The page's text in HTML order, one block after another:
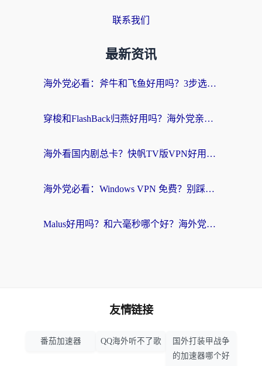
联系我们
最新资讯
海外党必看：斧牛和飞鱼好用吗？3步选对回国加速器，无缝刷剧玩国服
穿梭和FlashBack归燕好用吗？海外党亲测3款热门回国加速器，教你选对不踩坑
海外看国内剧总卡？快帆TV版VPN好用吗？和快滚VPN对比哪个回国效果更好？
海外党必看：Windows VPN 免费？别踩坑！教你选对好用的国内加速器无缝回国
Malus好用吗？和六毫秒哪个好？海外党选回国加速器的避坑指南
友情链接
番茄加速器 QQ海外听不了歌
国外打装甲战争
的加速器哪个好